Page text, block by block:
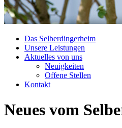
Das Selberdingerheim
Unsere Leistungen
Aktuelles von uns
Neuigkeiten
Offene Stellen
Kontakt
Neues vom